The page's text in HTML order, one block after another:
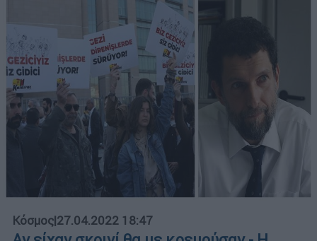
Κόσμος|27.04.2022 18:47